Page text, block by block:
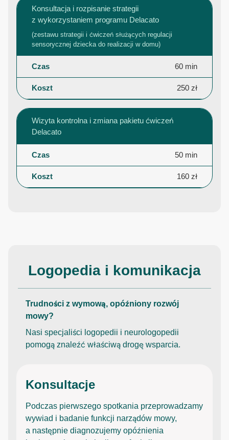
Konsultacja i rozpisanie strategii
z wykorzystaniem programu Delacato
(zestawu strategii i ćwiczeń służących regulacji
sensorycznej dziecka do realizacji w domu)
60 min
250 zł
Wizyta kontrolna i zmiana pakietu ćwiczeń
Delacato
50 min
160 zł
Logopedia i komunikacja
Trudności z wymową, opóźniony rozwój
mowy?
Nasi specjaliści logopedii i neurologopedii
pomogą znaleźć właściwą drogę wsparcia.
Konsultacje
Podczas pierwszego spotkania przeprowadzamy
wywiad i badanie funkcji narządów mowy,
a następnie diagnozujemy opóźnienia